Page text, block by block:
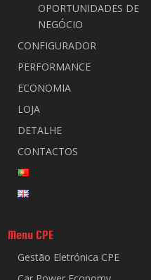
OPORTUNIDADES DE
NEGÓCIO
CONFIGURADOR
PERFORMANCE
ECONOMIA
LOJA
DETALHE
CONTACTOS
Menu CPE
Gestão Eletrónica CPE